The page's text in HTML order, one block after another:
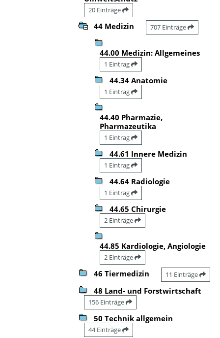
20 Einträge
44 Medizin 707 Einträge
44.00 Medizin: Allgemeines
1 Eintrag
44.34 Anatomie
1 Eintrag
44.40 Pharmazie,
Pharmazeutika
1 Eintrag
44.61 Innere Medizin
1 Eintrag
44.64 Radiologie
1 Eintrag
44.65 Chirurgie
2 Einträge
44.85 Kardiologie, Angiologie
2 Einträge
46 Tiermedizin 11 Einträge
48 Land- und Forstwirtschaft
156 Einträge
50 Technik allgemein
44 Einträge